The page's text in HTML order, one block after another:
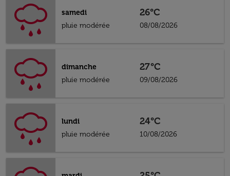
samedi
pluie modérée
26°C
08/08/2026
dimanche
pluie modérée
27°C
09/08/2026
lundi
pluie modérée
24°C
10/08/2026